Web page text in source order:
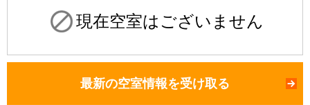
現在空室はございません
最新の空室情報を受け取る